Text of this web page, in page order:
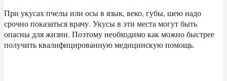
При укусах пчелы или осы в язык, веко, губы, шею надо
срочно показаться врачу. Укусы в эти места могут быть
опасны для жизни. Поэтому необходимо как можно быстрее
получить квалифицированную медицинскую помощь.